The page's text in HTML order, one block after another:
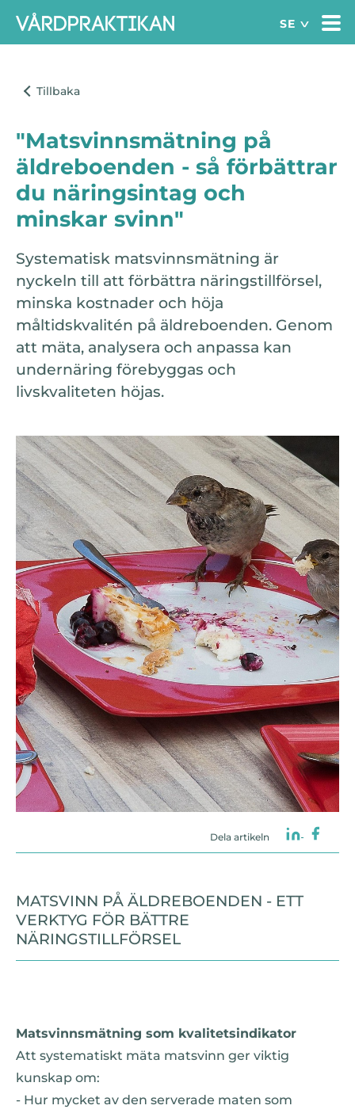
"Matsvinnsmätning på
äldreboenden - så förbättrar
du näringsintag och
minskar svinn"
Systematisk matsvinnsmätning är
nyckeln till att förbättra näringstillförsel,
minska kostnader och höja
måltidskvalitén på äldreboenden. Genom
att mäta, analysera och anpassa kan
undernäring förebyggas och
livskvaliteten höjas.
Dela artikeln
MATSVINN PÅ ÄLDREBOENDEN - ETT
VERKTYG FÖR BÄTTRE
NÄRINGSTILLFÖRSEL
Matsvinnsmätning som kvalitetsindikator
Att systematiskt mäta matsvinn ger viktig
kunskap om:
- Hur mycket av den serverade maten som